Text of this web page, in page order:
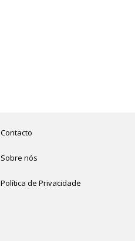
Contacto
Sobre nós
Política de Privacidade